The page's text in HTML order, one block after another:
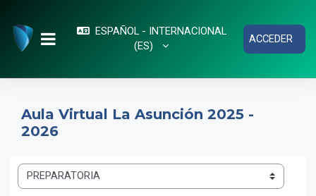
PANEL LATERAL
ESPAÑOL - INTERNACIONAL
‎(ES)‎
ACCEDER
Aula Virtual La Asunción 2025 -
2026
Categorías